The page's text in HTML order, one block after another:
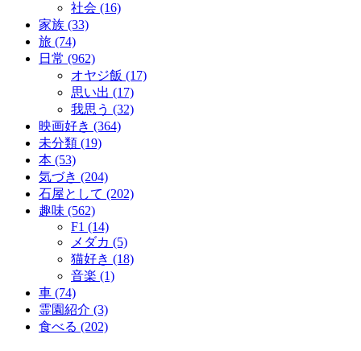
社会 (16)
家族 (33)
旅 (74)
日常 (962)
オヤジ飯 (17)
思い出 (17)
我思う (32)
映画好き (364)
未分類 (19)
本 (53)
気づき (204)
石屋として (202)
趣味 (562)
F1 (14)
メダカ (5)
猫好き (18)
音楽 (1)
車 (74)
霊園紹介 (3)
食べる (202)